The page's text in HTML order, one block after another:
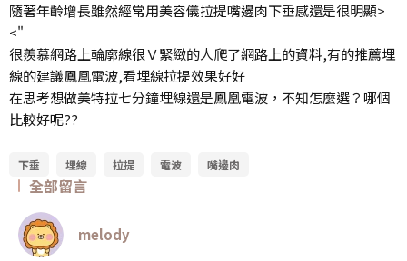
隨著年齡增長雖然經常用美容儀拉提嘴邊肉下垂感還是很明顯>
<"
很羨慕網路上輪廓線很Ｖ緊緻的人爬了網路上的資料,有的推薦埋
線的建議鳳凰電波,看埋線拉提效果好好
在思考想做美特拉七分鐘埋線還是鳳凰電波，不知怎麼選？哪個
比較好呢??
下垂 埋線 拉提 電波 嘴邊肉
全部留言
melody